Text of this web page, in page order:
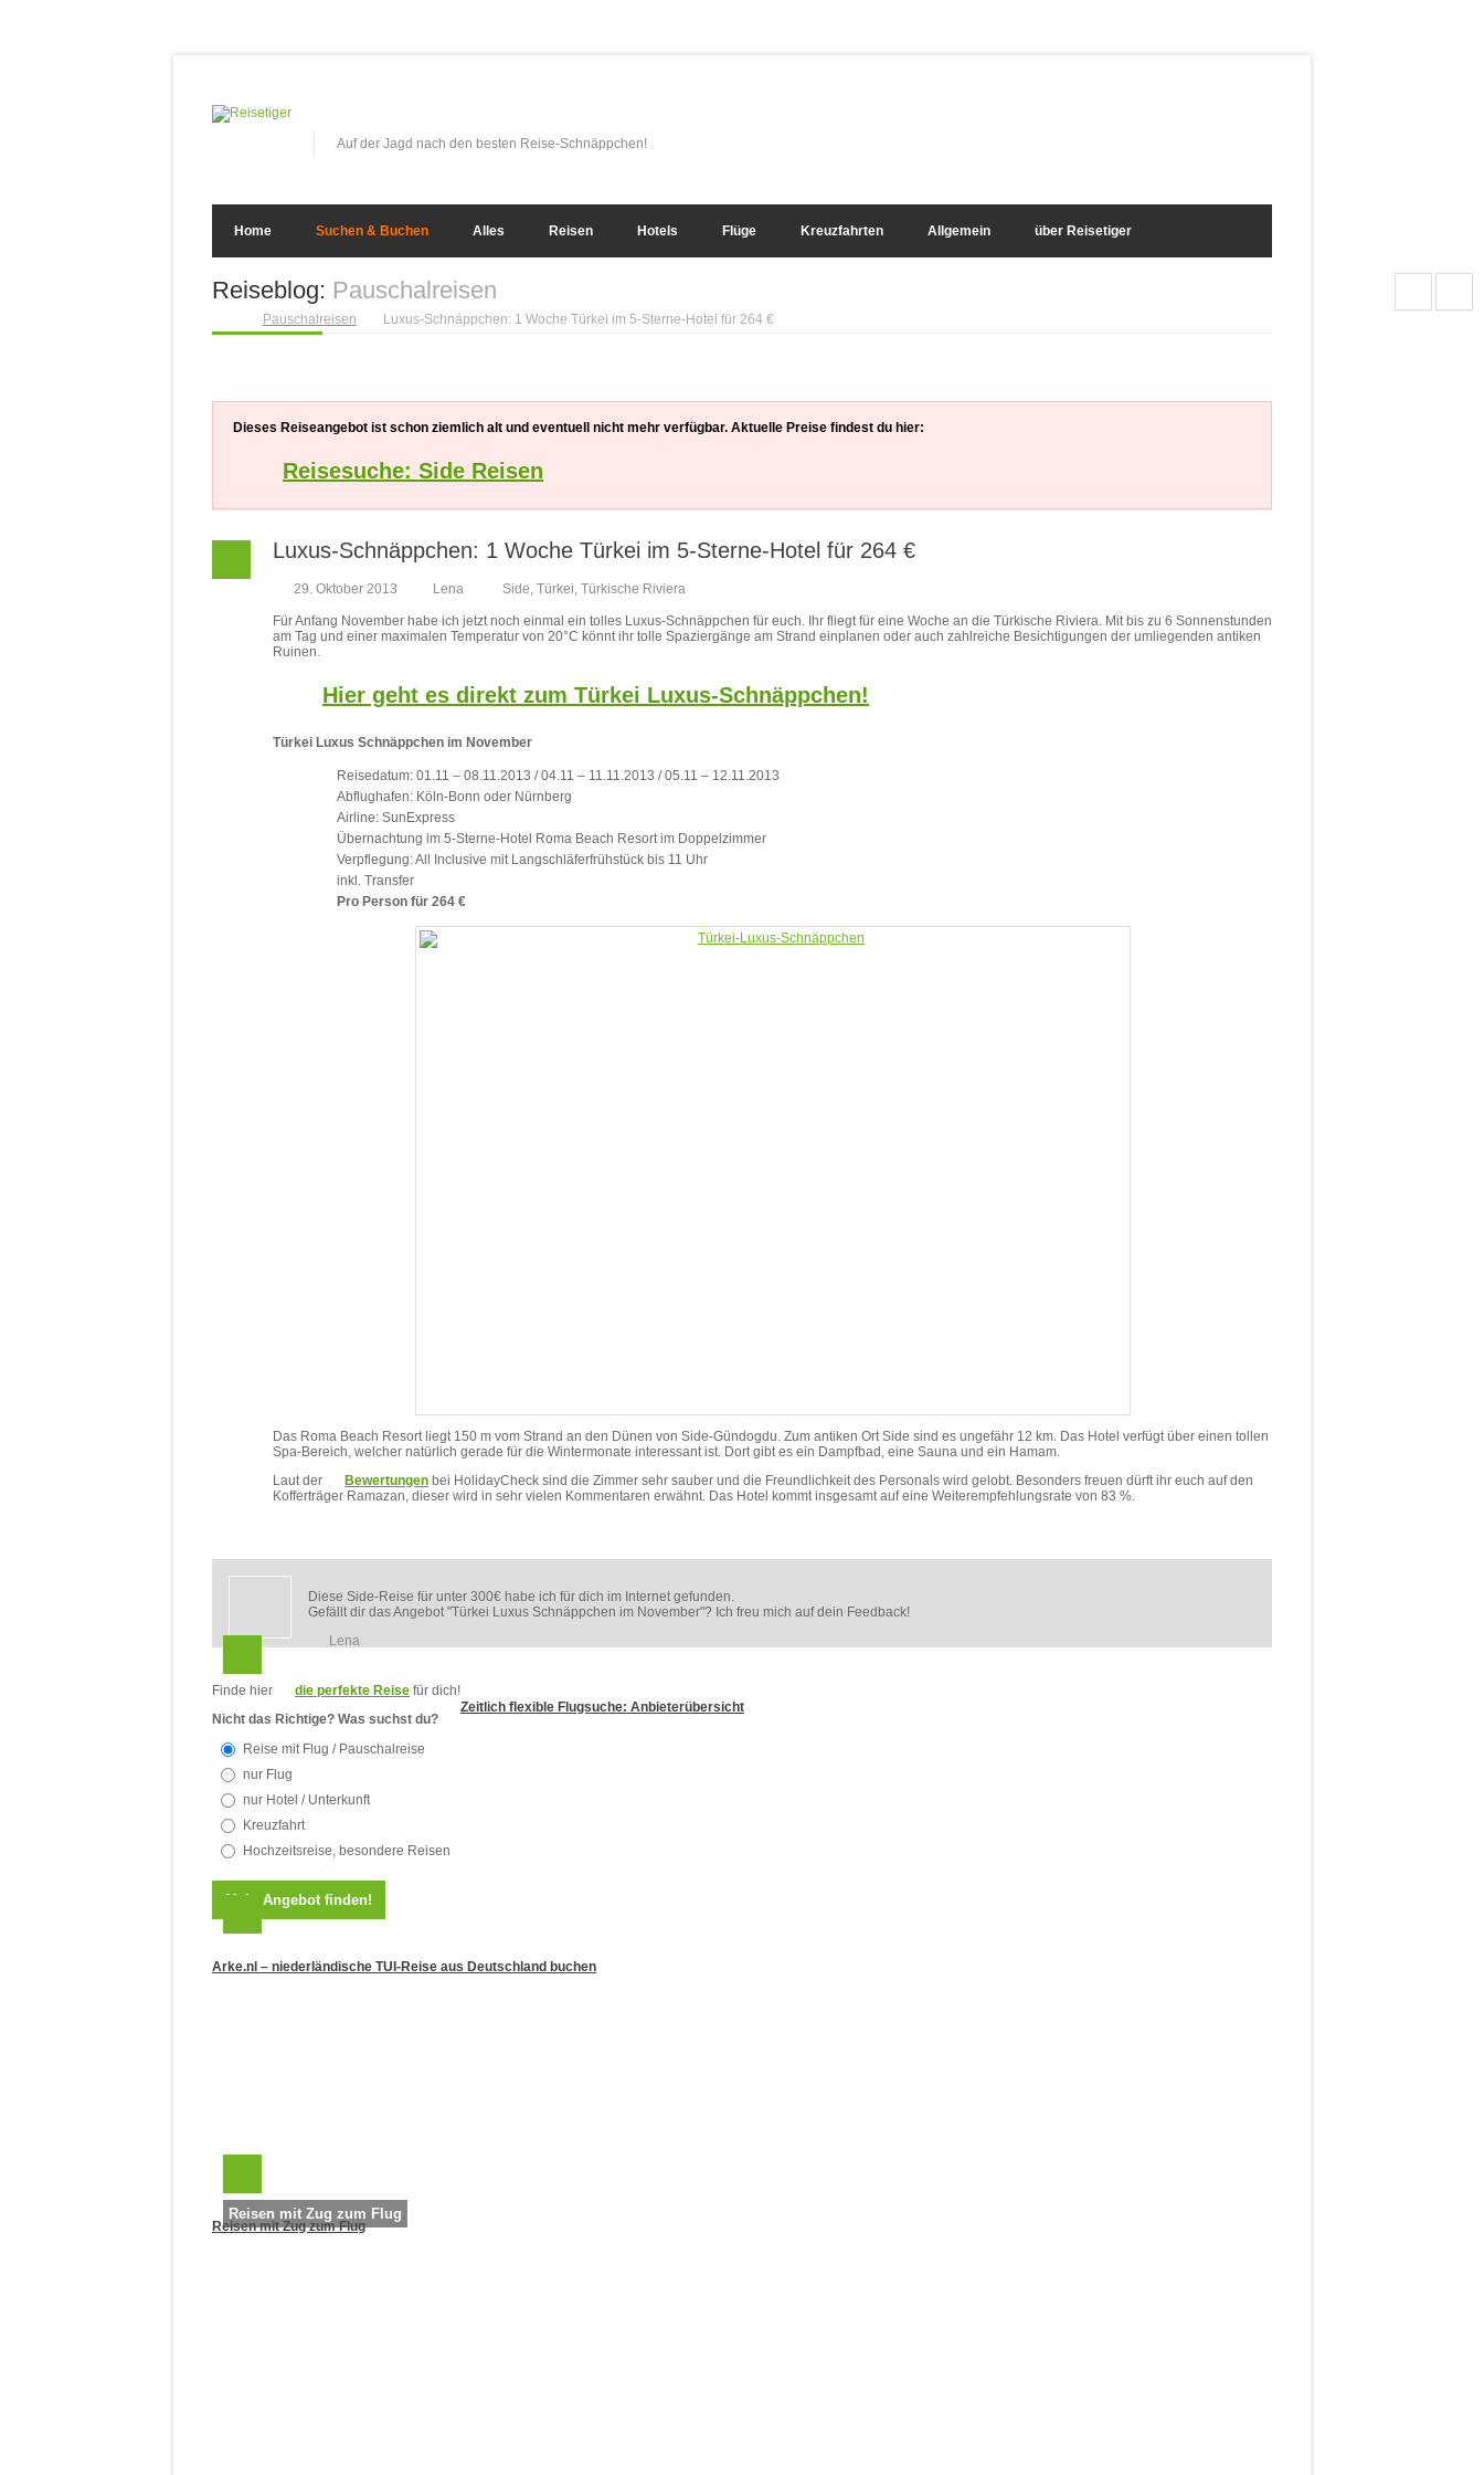
Auf der Jagd nach den besten Reise-Schnäppchen!
Home Suchen & Buchen Alles Reisen Hotels Flüge Kreuzfahrten Allgemein über Reisetiger
Reiseblog: Pauschalreisen
Pauschalreisen Luxus-Schnäppchen: 1 Woche Türkei im 5-Sterne-Hotel für 264 €
Dieses Reiseangebot ist schon ziemlich alt und eventuell nicht mehr verfügbar. Aktuelle Preise findest du hier:
Reisesuche: Side Reisen
Luxus-Schnäppchen: 1 Woche Türkei im 5-Sterne-Hotel für 264 €
29. Oktober 2013 Lena Side, Türkei, Türkische Riviera
Für Anfang November habe ich jetzt noch einmal ein tolles Luxus-Schnäppchen für euch. Ihr fliegt für eine Woche an die Türkische Riviera. Mit bis zu 6 Sonnenstunden
am Tag und einer maximalen Temperatur von 20°C könnt ihr tolle Spaziergänge am Strand einplanen oder auch zahlreiche Besichtigungen der umliegenden antiken
Ruinen.
Hier geht es direkt zum Türkei Luxus-Schnäppchen!
Türkei Luxus Schnäppchen im November
Reisedatum: 01.11 – 08.11.2013 / 04.11 – 11.11.2013 / 05.11 – 12.11.2013
Abflughafen: Köln-Bonn oder Nürnberg
Airline: SunExpress
Übernachtung im 5-Sterne-Hotel Roma Beach Resort im Doppelzimmer
Verpflegung: All Inclusive mit Langschläferfrühstück bis 11 Uhr
inkl. Transfer
Pro Person für 264 €
Das Roma Beach Resort liegt 150 m vom Strand an den Dünen von Side-Gündogdu. Zum antiken Ort Side sind es ungefähr 12 km. Das Hotel verfügt über einen tollen
Spa-Bereich, welcher natürlich gerade für die Wintermonate interessant ist. Dort gibt es ein Dampfbad, eine Sauna und ein Hamam.
Laut der
Bewertungen bei HolidayCheck sind die Zimmer sehr sauber und die Freundlichkeit des Personals wird gelobt. Besonders freuen dürft ihr euch auf den
Kofferträger Ramazan, dieser wird in sehr vielen Kommentaren erwähnt. Das Hotel kommt insgesamt auf eine Weiterempfehlungsrate von 83 %.
Diese Side-Reise für unter 300€ habe ich für dich im Internet gefunden.
Gefällt dir das Angebot "Türkei Luxus Schnäppchen im November"? Ich freu mich auf dein Feedback!
Lena
Finde hier die perfekte Reise für dich!
Nicht das Richtige? Was suchst du?
Reise mit Flug / Pauschalreise
nur Flug
nur Hotel / Unterkunft
Kreuzfahrt
Hochzeitsreise, besondere Reisen
Zeitlich flexible Flugsuche: Anbieterübersicht
Arke.nl – niederländische TUI-Reise aus Deutschland buchen
Reisen mit Zug zum Flug
Reisen mit Zug zum Flug